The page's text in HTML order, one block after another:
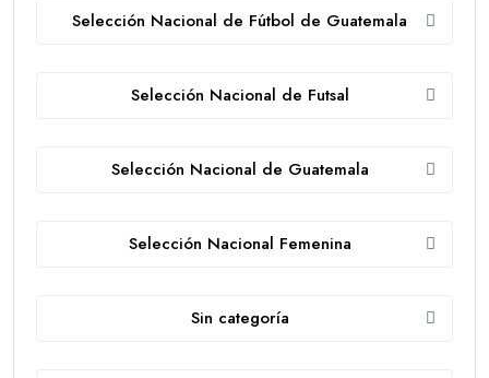
Selección Nacional de Fútbol de Guatemala
Selección Nacional de Futsal
Selección Nacional de Guatemala
Selección Nacional Femenina
Sin categoría